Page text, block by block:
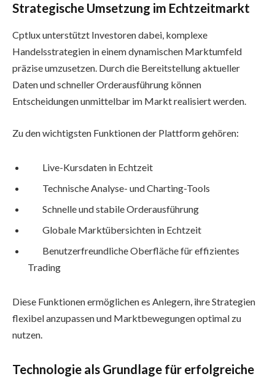
Strategische Umsetzung im Echtzeitmarkt
Cptlux unterstützt Investoren dabei, komplexe
Handelsstrategien in einem dynamischen Marktumfeld
präzise umzusetzen. Durch die Bereitstellung aktueller
Daten und schneller Orderausführung können
Entscheidungen unmittelbar im Markt realisiert werden.
Zu den wichtigsten Funktionen der Plattform gehören:
Live-Kursdaten in Echtzeit
Technische Analyse- und Charting-Tools
Schnelle und stabile Orderausführung
Globale Marktübersichten in Echtzeit
Benutzerfreundliche Oberfläche für effizientes
Trading
Diese Funktionen ermöglichen es Anlegern, ihre Strategien
flexibel anzupassen und Marktbewegungen optimal zu
nutzen.
Technologie als Grundlage für erfolgreiche